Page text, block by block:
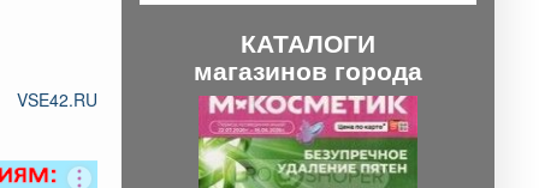
VSE42.RU
КАТАЛОГИ
магазинов города